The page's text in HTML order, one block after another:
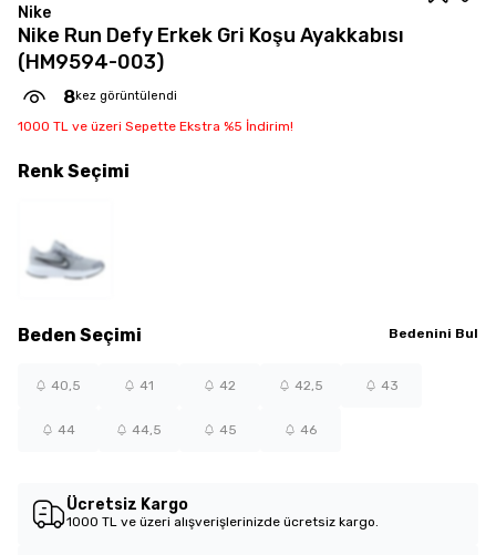
Nike
Nike Run Defy Erkek Gri Koşu Ayakkabısı
(HM9594-003)
8kez görüntülendi
1000 TL ve üzeri Sepette Ekstra %5 İndirim!
Beden Seçimi Bedenini Bul
40,5 41 42 42,5 43
44 44,5 45 46
RenkSeçimi
Ücretsiz Kargo
1000 TL ve üzeri alışverişlerinizde ücretsiz kargo.